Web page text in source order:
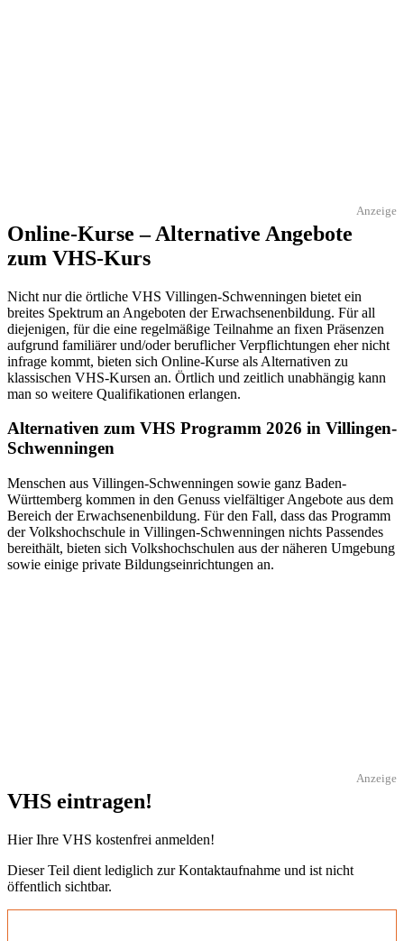
Anzeige
Online-Kurse – Alternative Angebote
zum VHS-Kurs
Nicht nur die örtliche VHS Villingen-Schwenningen bietet ein
breites Spektrum an Angeboten der Erwachsenenbildung. Für all
diejenigen, für die eine regelmäßige Teilnahme an fixen Präsenzen
aufgrund familiärer und/oder beruflicher Verpflichtungen eher nicht
infrage kommt, bieten sich Online-Kurse als Alternativen zu
klassischen VHS-Kursen an. Örtlich und zeitlich unabhängig kann
man so weitere Qualifikationen erlangen.
Alternativen zum VHS Programm 2026 in Villingen-
Schwenningen
Menschen aus Villingen-Schwenningen sowie ganz Baden-
Württemberg kommen in den Genuss vielfältiger Angebote aus dem
Bereich der Erwachsenenbildung. Für den Fall, dass das Programm
der Volkshochschule in Villingen-Schwenningen nichts Passendes
bereithält, bieten sich Volkshochschulen aus der näheren Umgebung
sowie einige private Bildungseinrichtungen an.
Anzeige
VHS eintragen!
Hier Ihre VHS kostenfrei anmelden!
Dieser Teil dient lediglich zur Kontaktaufnahme und ist nicht
öffentlich sichtbar.